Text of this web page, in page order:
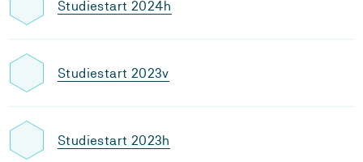
Studiestart 2024h
Studiestart 2023v
Studiestart 2023h